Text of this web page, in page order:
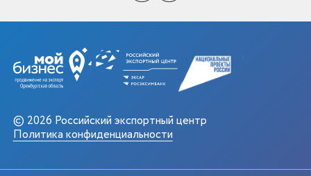
© 2026 Российский экспортный центр
Политика конфиденциальности